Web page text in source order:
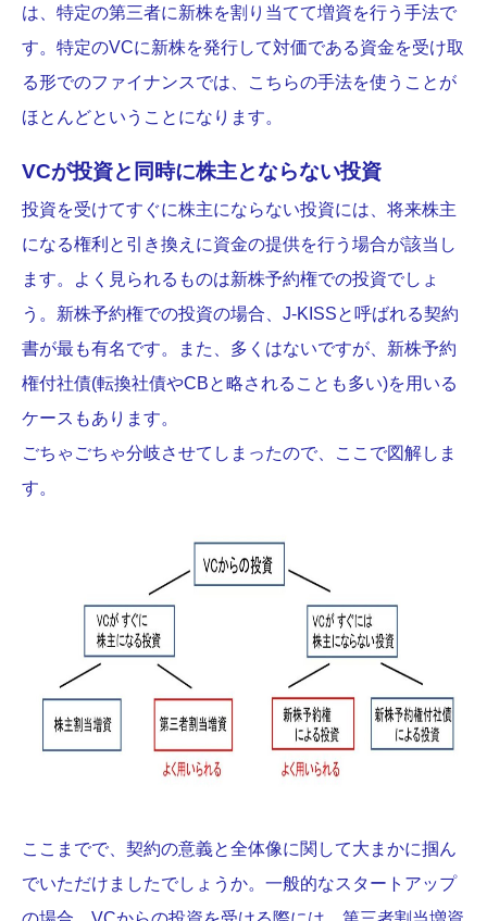
は、特定の第三者に新株を割り当てて増資を行う手法で
す。特定のVCに新株を発行して対価である資金を受け取
る形でのファイナンスでは、こちらの手法を使うことが
ほとんどということになります。
VCが投資と同時に株主とならない投資
投資を受けてすぐに株主にならない投資には、将来株主
になる権利と引き換えに資金の提供を行う場合が該当し
ます。よく見られるものは新株予約権での投資でしょ
う。新株予約権での投資の場合、J-KISSと呼ばれる契約
書が最も有名です。また、多くはないですが、新株予約
権付社債(転換社債やCBと略されることも多い)を用いる
ケースもあります。
ごちゃごちゃ分岐させてしまったので、ここで図解しま
す。
ここまでで、契約の意義と全体像に関して大まかに掴ん
でいただけましたでしょうか。一般的なスタートアップ